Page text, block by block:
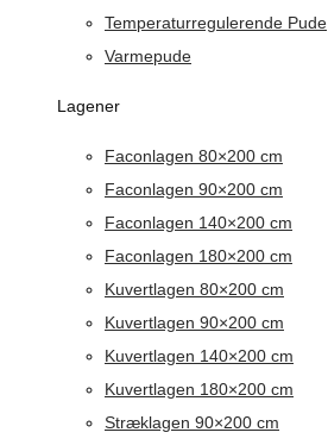
Temperaturregulerende Pude
Varmepude
Lagener
Faconlagen 80×200 cm
Faconlagen 90×200 cm
Faconlagen 140×200 cm
Faconlagen 180×200 cm
Kuvertlagen 80×200 cm
Kuvertlagen 90×200 cm
Kuvertlagen 140×200 cm
Kuvertlagen 180×200 cm
Stræklagen 90×200 cm